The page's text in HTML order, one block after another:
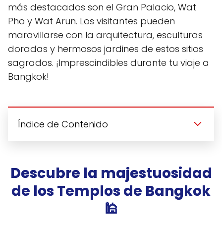
más destacados son el Gran Palacio, Wat
Pho y Wat Arun. Los visitantes pueden
maravillarse con la arquitectura, esculturas
doradas y hermosos jardines de estos sitios
sagrados. ¡Imprescindibles durante tu viaje a
Bangkok!
Índice de Contenido
Descubre la majestuosidad
de los Templos de Bangkok
🕌